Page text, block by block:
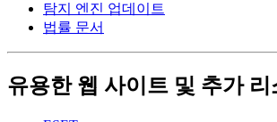
탐지 엔진 업데이트
법률 문서
유용한 웹 사이트 및 추가 리